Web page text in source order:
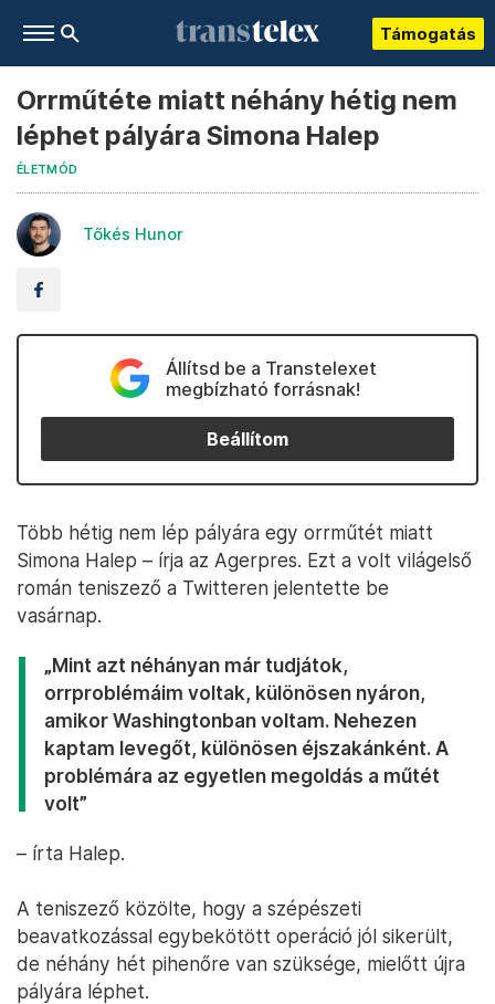
Támogatás
Orrműtéte miatt néhány hétig nem
léphet pályára Simona Halep
ÉLETMÓD
Tőkés Hunor
Állítsd be a Transtelexet
megbízható forrásnak!
Beállítom
Több hétig nem lép pályára egy orrműtét miatt
Simona Halep – írja az Agerpres. Ezt a volt világelső
román teniszező a Twitteren jelentette be
vasárnap.
„Mint azt néhányan már tudjátok,
orrproblémáim voltak, különösen nyáron,
amikor Washingtonban voltam. Nehezen
kaptam levegőt, különösen éjszakánként. A
problémára az egyetlen megoldás a műtét
volt”
– írta Halep.
A teniszező közölte, hogy a szépészeti
beavatkozással egybekötött operáció jól sikerült,
de néhány hét pihenőre van szüksége, mielőtt újra
pályára léphet.